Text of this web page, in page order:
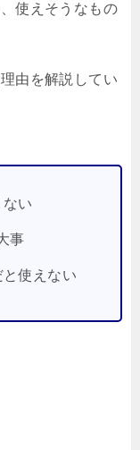
使えそうなもの
由を解説してい
い
事
使えない